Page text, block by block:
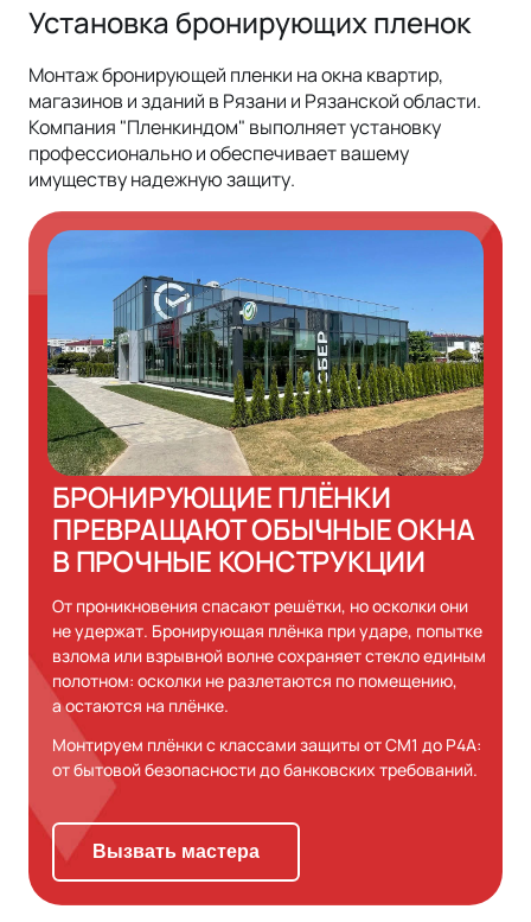
Установка бронирующих пленок
Монтаж бронирующей пленки на окна квартир,
магазинов и зданий в Рязани и Рязанской области.
Компания "Пленкиндом" выполняет установку
профессионально и обеспечивает вашему
имуществу надежную защиту.
БРОНИРУЮЩИЕ ПЛЁНКИ
ПРЕВРАЩАЮТ ОБЫЧНЫЕ ОКНА
В ПРОЧНЫЕ КОНСТРУКЦИИ
От проникновения спасают решётки, но осколки они
не удержат. Бронирующая плёнка при ударе, попытке
взлома или взрывной волне сохраняет стекло единым
полотном: осколки не разлетаются по помещению,
а остаются на плёнке.
Монтируем плёнки с классами защиты от СМ1 до Р4А:
от бытовой безопасности до банковских требований.
Вызвать мастера